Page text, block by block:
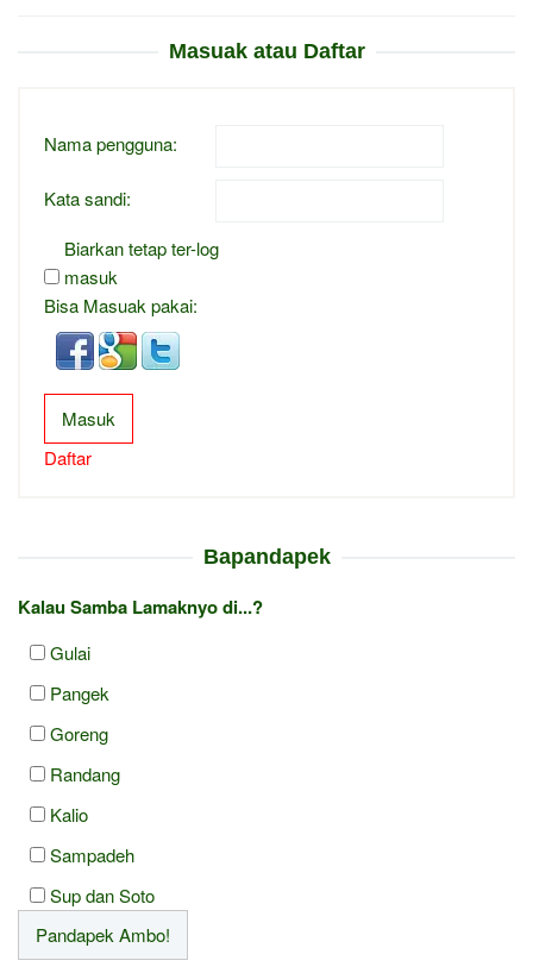
Masuak atau Daftar
Nama pengguna:
Kata sandi:
Biarkan tetap ter-log
masuk
Bisa Masuak pakai:
Masuk
Daftar
Bapandapek
Kalau Samba Lamaknyo di...?
Gulai
Pangek
Goreng
Randang
Kalio
Sampadeh
Sup dan Soto